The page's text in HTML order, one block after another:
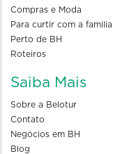
Compras e Moda
Para curtir com a familia
Perto de BH
Roteiros
Saiba Mais
Sobre a Belotur
Contato
Negócios em BH
Blog